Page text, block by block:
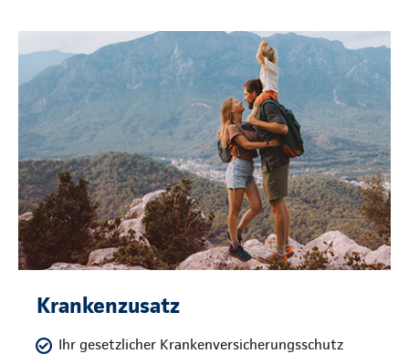
Krankenzusatz
Ihr gesetzlicher Krankenversicherungsschutz